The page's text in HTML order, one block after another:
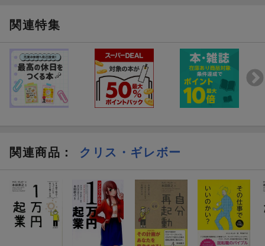
第11章 「迷ったときの選択」を決めておく
第12章 逃げることから逃げる
第14章 「途中でやめること」も正解
第15章 「おばあちゃんっぽい趣味」を持つ
第16章 集中できる時、できないときを見極める
第17章 集中力が高まるときに一気に動く
第19章 自分にも「死が訪れること」を理解する
第22章 「週の8日目」を想像する
第23章 「1年の計画」を大まかに立てる
第24章 日々の暮らしに幸せを感じる
第25章 「自分の楽しみ」を第一に考える
第26章 「名を残すこと」は考えない
関連特集
関連商品 ： クリス・ギレボー